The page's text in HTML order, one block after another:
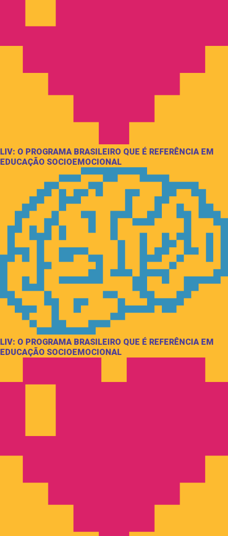
LIV: O PROGRAMA BRASILEIRO QUE É REFERÊNCIA EM
EDUCAÇÃO SOCIOEMOCIONAL
LIV: O PROGRAMA BRASILEIRO QUE É REFERÊNCIA EM
EDUCAÇÃO SOCIOEMOCIONAL